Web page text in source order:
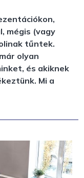
mégis (vagy
tűntek.
olyan
és akiknek
Mi a